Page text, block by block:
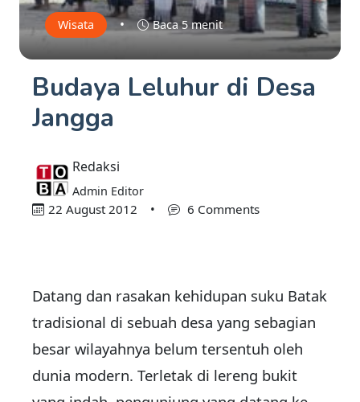
Wisata • Baca 5 menit
Budaya Leluhur di Desa
Jangga
Redaksi
Admin Editor
22 August 2012 • 6 Comments
Datang dan rasakan kehidupan suku Batak
tradisional di sebuah desa yang sebagian
besar wilayahnya belum tersentuh oleh
dunia modern. Terletak di lereng bukit